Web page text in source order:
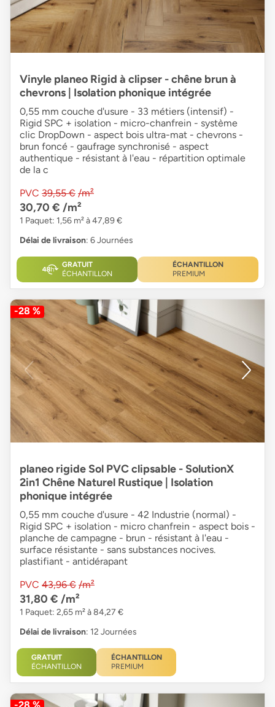
Vinyle planeo Rigid à clipser - chêne brun à
chevrons | Isolation phonique intégrée
0,55 mm couche d'usure - 33 métiers (intensif) -
Rigid SPC + isolation - micro-chanfrein - système
clic DropDown - aspect bois ultra-mat - chevrons -
brun foncé - gaufrage synchronisé - aspect
authentique - résistant à l'eau - répartition optimale
de la c
PVC 39,55 € /m²
30,70 € /m²
1 Paquet: 1,56 m² à 47,89 €
Délai de livraison: 6 Journées
GRATUIT
ÉCHANTILLON
ÉCHANTILLON
PREMIUM
-28 %
planeo rigide Sol PVC clipsable - SolutionX
2in1 Chêne Naturel Rustique | Isolation
phonique intégrée
0,55 mm couche d'usure - 42 Industrie (normal) -
Rigid SPC + isolation - micro chanfrein - aspect bois -
planche de campagne - brun - résistant à l'eau -
surface résistante - sans substances nocives.
plastifiant - antidérapant
PVC 43,96 € /m²
31,80 € /m²
1 Paquet: 2,65 m² à 84,27 €
Délai de livraison: 12 Journées
GRATUIT
ÉCHANTILLON
ÉCHANTILLON
PREMIUM